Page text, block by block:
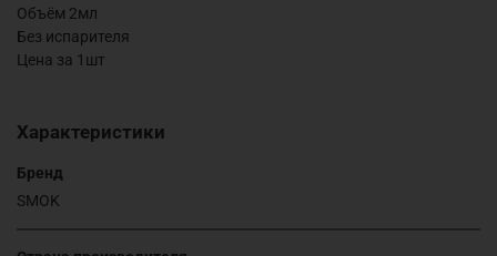
Объём 2мл
Без испарителя
Цена за 1шт
Характеристики
Бренд
SMOK